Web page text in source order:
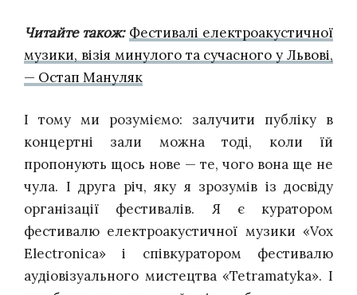
Читайте також: Фестивалі електроакустичної
музики, візія минулого та сучасного у Львові,
— Остап Мануляк
І тому ми розуміємо: залучити публіку в
концертні зали можна тоді, коли їй
пропонують щось нове — те, чого вона ще не
чула. І друга річ, яку я зрозумів із досвіду
організації фестивалів. Я є куратором
фестивалю електроакустичної музики «Vox
Electronica» і співкуратором фестивалю
аудіовізуального мистецтва «Tetramatyka». І